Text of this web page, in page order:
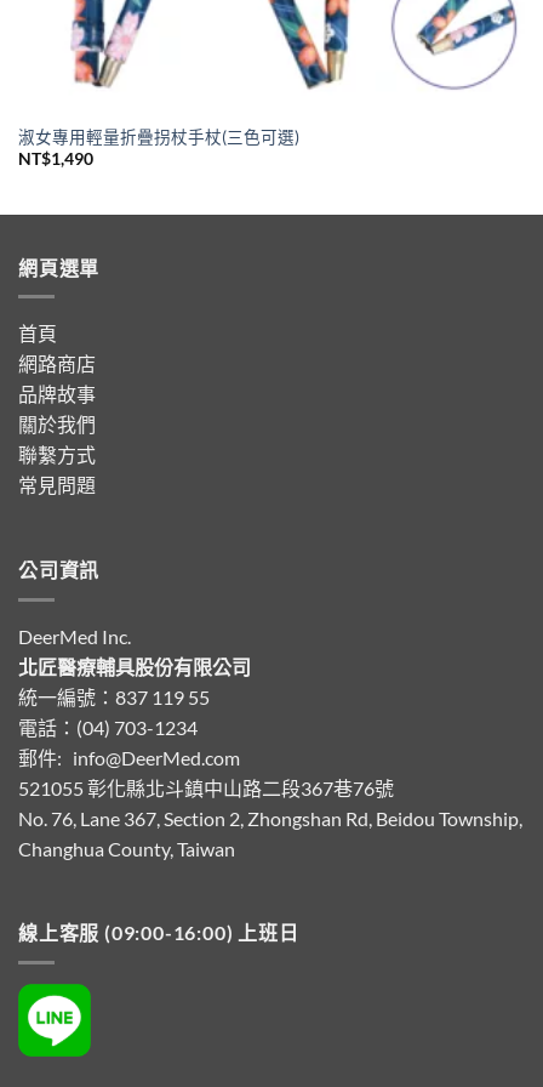
淑女專用輕量折疊拐杖手杖(三色可選)
NT$1,490
網頁選單
首頁
網路商店
品牌故事
關於我們
聯繫方式
常見問題
公司資訊
DeerMed Inc.
北匠醫療輔具股份有限公司
統一編號：837 119 55
電話：(04) 703-1234
郵件: info@DeerMed.com
521055 彰化縣北斗鎮中山路二段367巷76號
No. 76, Lane 367, Section 2, Zhongshan Rd, Beidou Township,
Changhua County, Taiwan
線上客服 (09:00-16:00) 上班日